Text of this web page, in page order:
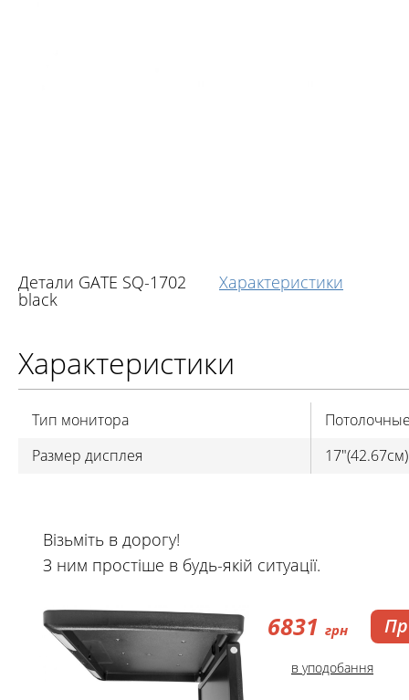
Детали GATE SQ-1702
black
Характеристики
Характеристики
Тип монитора
Размер дисплея
17"(42.67см)
Візьміть в дорогу!
З ним простіше в будь-якій ситуації.
6831 грн
в уподобання